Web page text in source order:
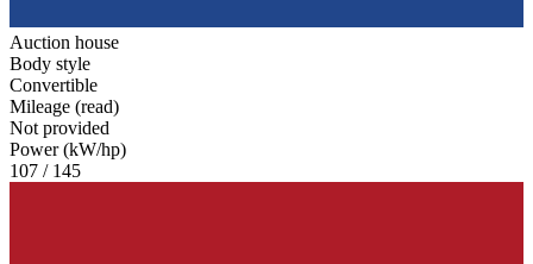
Auction house
Body style
Convertible
Mileage (read)
Not provided
Power (kW/hp)
107 / 145